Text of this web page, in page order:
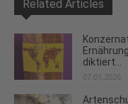
Related Articles
diktiert...
07.01.2026